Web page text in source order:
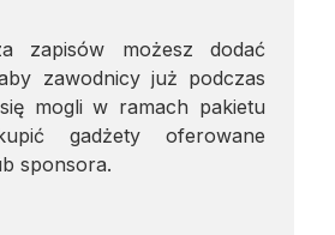
zapisów możesz dodać
zawodnicy już podczas
mogli w ramach pakietu
gadżety oferowane
sponsora.